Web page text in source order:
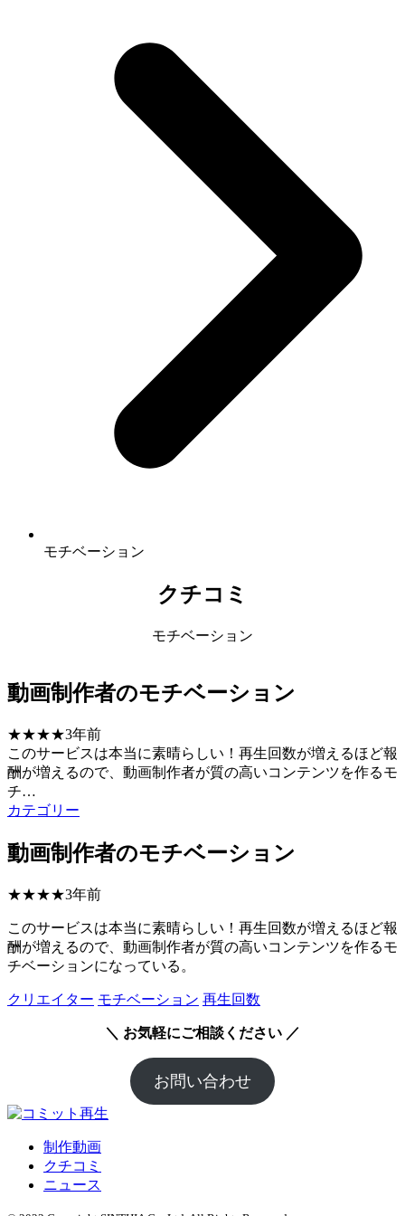
モチベーション
クチコミ
モチベーション
動画制作者のモチベーション
★★★★3年前
このサービスは本当に素晴らしい！再生回数が増えるほど報
酬が増えるので、動画制作者が質の高いコンテンツを作るモ
チ…
カテゴリー
動画制作者のモチベーション
★★★★3年前
このサービスは本当に素晴らしい！再生回数が増えるほど報
酬が増えるので、動画制作者が質の高いコンテンツを作るモ
チベーションになっている。
クリエイター モチベーション 再生回数
＼ お気軽にご相談ください ／
お問い合わせ
制作動画
クチコミ
ニュース